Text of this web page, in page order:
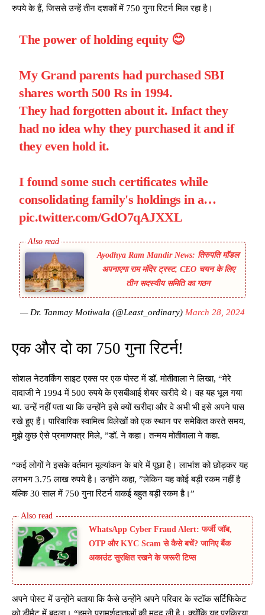
रुपये के हैं, जिससे उन्हें तीन दशकों में 750 गुना रिटर्न मिल रहा है।
The power of holding equity 😊
My Grand parents had purchased SBI
shares worth 500 Rs in 1994.
They had forgotten about it. Infact they
had no idea why they purchased it and if
they even hold it.
I found some such certificates while
consolidating family's holdings in a…
pic.twitter.com/GdO7qAJXXL
Ayodhya Ram Mandir News: तिरुपति मॉडल
अपनाएगा राम मंदिर ट्रस्ट, CEO चयन के लिए
तीन सदस्यीय समिति का गठन
— Dr. Tanmay Motiwala (@Least_ordinary) March 28, 2024
एक और दो का 750 गुना रिटर्न!
सोशल नेटवर्किंग साइट एक्स पर एक पोस्ट में डॉ. मोतीवाला ने लिखा, “मेरे
दादाजी ने 1994 में 500 रुपये के एसबीआई शेयर खरीदे थे। वह यह भूल गया
था. उन्हें नहीं पता था कि उन्होंने इसे क्यों खरीदा और वे अभी भी इसे अपने पास
रखे हुए हैं। पारिवारिक स्वामित्व विलेखों को एक स्थान पर समेकित करते समय,
मुझे कुछ ऐसे प्रमाणपत्र मिले, ”डॉ. ने कहा। तन्मय मोतीवाला ने कहा.
“कई लोगों ने इसके वर्तमान मूल्यांकन के बारे में पूछा है। लाभांश को छोड़कर यह
लगभग 3.75 लाख रुपये है। उन्होंने कहा, ”लेकिन यह कोई बड़ी रकम नहीं है
बल्कि 30 साल में 750 गुना रिटर्न वाकई बहुत बड़ी रकम है।”
WhatsApp Cyber Fraud Alert: फर्जी जॉब,
OTP और KYC Scam से कैसे बचें? जानिए बैंक
अकाउंट सुरक्षित रखने के जरूरी टिप्स
अपने पोस्ट में उन्होंने बताया कि कैसे उन्होंने अपने परिवार के स्टॉक सर्टिफिकेट
को डीमैट में बदला। “हमने परामर्शदाताओं की मदद ली है। क्योंकि यह प्रक्रिया